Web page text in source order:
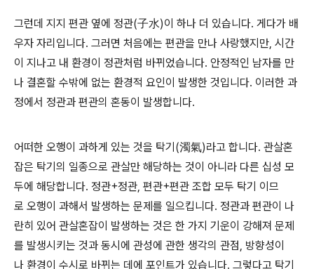
그런데 지지 편관 옆에 정관(子水)이 하나 더 있습니다. 게다가 배
우자 자리입니다. 그러면 처음에는 편관을 만나 사랑했지만, 시간
이 지나고 내 환경이 정관처럼 바뀌었습니다. 안정적인 남자를 만
나 결혼할 수밖에 없는 환경적 요인이 발생한 것입니다. 이러한 과
정에서 정관과 편관의 혼동이 발생합니다.
어떠한 오행이 과하게 있는 것을 탁기(濁氣)라고 합니다. 관살혼
잡은 탁기의 일종으로 관살만 해당하는 것이 아니라 다른 십성 모
두에 해당합니다. 정관+정관, 편관+편관 조합 모두 탁기 이므
로 오행이 과해서 발생하는 문제를 일으킵니다. 정관과 편관이 나
란히 있어 관살혼잡이 발생하는 것은 한 가지 기운이 강해져 문제
를 발생시키는 것과 동시에 관성에 관한 생각의 관점, 방향성이
나 환경이 수시로 바뀌는 데에 포인트가 있습니다. 그렇다고 탁기